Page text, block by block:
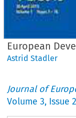
European
Astrid Stadler
Journal of
Volume3, Issue 2